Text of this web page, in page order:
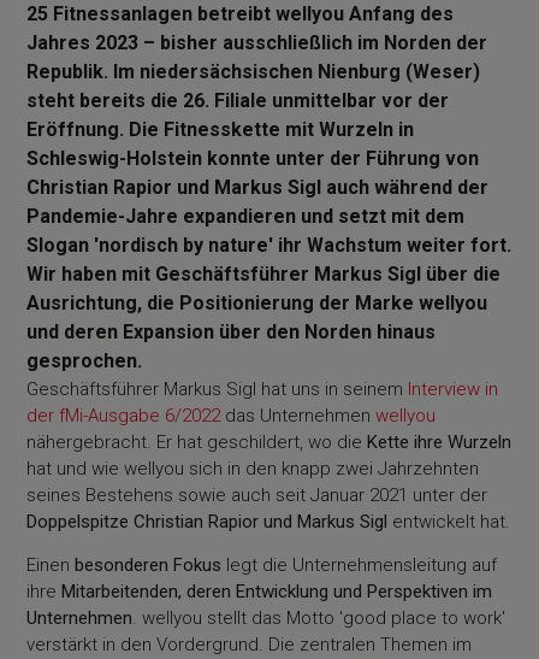
25 Fitnessanlagen betreibt wellyou Anfang des
Jahres 2023 – bisher ausschließlich im Norden der
Republik. Im niedersächsischen Nienburg (Weser)
steht bereits die 26. Filiale unmittelbar vor der
Eröffnung. Die Fitnesskette mit Wurzeln in
Schleswig-Holstein konnte unter der Führung von
Christian Rapior und Markus Sigl auch während der
Pandemie-Jahre expandieren und setzt mit dem
Slogan 'nordisch by nature' ihr Wachstum weiter fort.
Wir haben mit Geschäftsführer Markus Sigl über die
Ausrichtung, die Positionierung der Marke wellyou
und deren Expansion über den Norden hinaus
gesprochen.
Geschäftsführer Markus Sigl hat uns in seinem Interview in
der fMi-Ausgabe 6/2022das Unternehmenwellyou
nähergebracht. Er hat geschildert, wo dieKette ihre Wurzeln
hat und wie wellyou sich in den knapp zwei Jahrzehnten
seines Bestehens sowie auch seit Januar 2021 unter der
Doppelspitze Christian Rapior und Markus Sigl entwickelt hat.
Einenbesonderen Fokus legt die Unternehmensleitung auf
ihreMitarbeitenden, deren Entwicklung und Perspektiven im
Unternehmen. wellyou stellt das Motto 'good place to work'
verstärkt in den Vordergrund. Die zentralen Themen im